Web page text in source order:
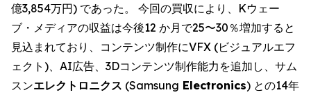
億3,854万円) であった。 今回の買収により、Kウェー
ブ・メディアの収益は今後12 か月で25〜30％増加すると
見込まれており、コンテンツ制作にVFX (ビジュアルエフ
ェクト)、AI広告、3Dコンテンツ制作能力を追加し、サム
スンエレクトロニクス (Samsung Electronics) との14年